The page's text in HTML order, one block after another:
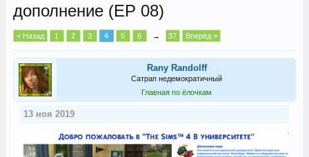
дополнение (EP 08)
< Назад 1 2 3 4 5 6 → 37 Вперёд >
Rany Randolff
Сатрап недемократичный
Главная по ёлочкам
13 ноя 2019